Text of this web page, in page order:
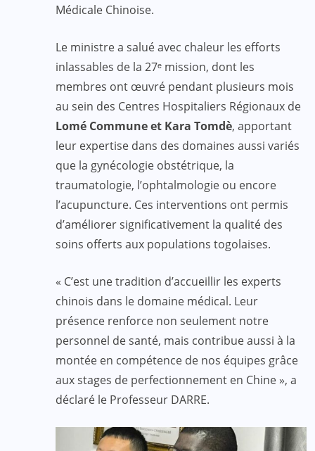
Médicale Chinoise.
Le ministre a salué avec chaleur les efforts
inlassables de la 27ᵉ mission, dont les
membres ont œuvré pendant plusieurs mois
au sein des Centres Hospitaliers Régionaux de
Lomé Commune et Kara Tomdè, apportant
leur expertise dans des domaines aussi variés
que la gynécologie obstétrique, la
traumatologie, l’ophtalmologie ou encore
l’acupuncture. Ces interventions ont permis
d’améliorer significativement la qualité des
soins offerts aux populations togolaises.
« C’est une tradition d’accueillir les experts
chinois dans le domaine médical. Leur
présence renforce non seulement notre
personnel de santé, mais contribue aussi à la
montée en compétence de nos équipes grâce
aux stages de perfectionnement en Chine », a
déclaré le Professeur DARRE.